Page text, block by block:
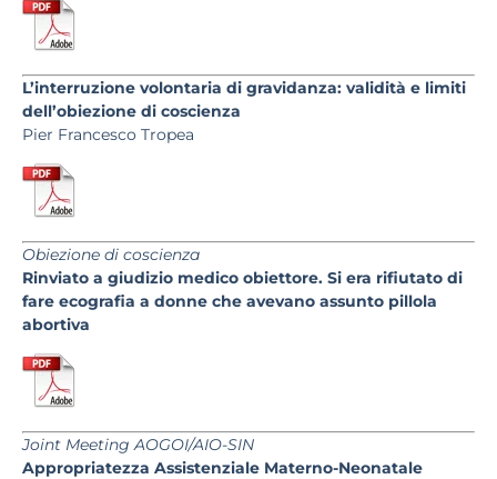
L’interruzione volontaria di gravidanza: validità e limiti
dell’obiezione di coscienza
Pier Francesco Tropea
Obiezione di coscienza
Rinviato a giudizio medico obiettore. Si era rifiutato di
fare ecografia a donne che avevano assunto pillola
abortiva
Joint Meeting AOGOI/AIO-SIN
Appropriatezza Assistenziale Materno-Neonatale